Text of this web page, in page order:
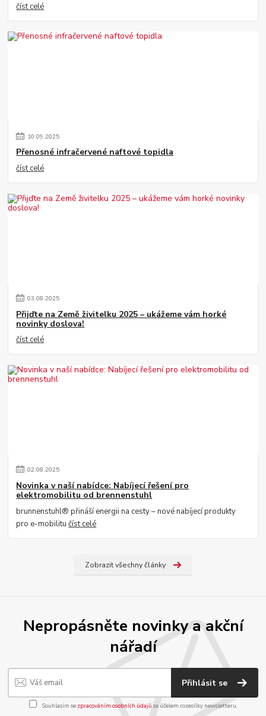
číst celé
10.09.2025
Přenosné infračervené naftové topidla
číst celé
03.08.2025
Přijďte na Země živitelku 2025 – ukážeme vám horké
novinky doslova!
číst celé
02.08.2025
Novinka v naší nabídce: Nabíjecí řešení pro
elektromobilitu od brennenstuhl
brunnenstuhl® přináší energii na cesty – nové nabíjecí produkty
pro e-mobilitučíst celé
Zobrazit všechny články
Nepropásněte novinky a akční
nářadí
Přihlásit se
Souhlasím se zpracováním osobních údajůza účelem rozesílky newsletteru.